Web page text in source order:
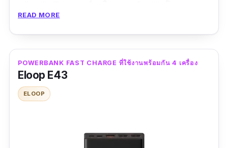
กันความร้อนในตัวก็ยังรักษาความปลอดภัยได้เป็น
อย่างดี
รีวิว :ใช้ดีค่ะ แต่หนักไปนิดนีง ชาทเข้าไว แบตทน
มาก ถ้าชาทไปเล่นไปอาจจะได้ประมาณ2ครั้งได้
ใช้ดีค่ะ
READ MORE
POWERBANK FAST CHARGE ที่ใช้งานพร้อมกัน 4 เครื่อง
Eloop E43
ELOOP